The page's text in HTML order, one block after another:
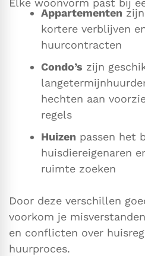
Elke woonvorm past bij
Appartementen
kortere verblijven
huurcontracten
Condo’s zijn
hechten aan
regels
Huizen passen het
huisdiereigenaren
ruimte zoeken
Door deze verschillen
voorkom je
en conflicten over
huurproces.